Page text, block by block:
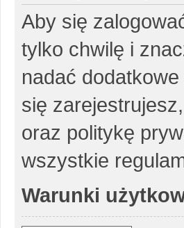
Aby się
tylko chwilę i
nadać
się
oraz politykę
wszystkie
Warunki